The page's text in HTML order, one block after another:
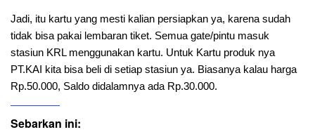
Jadi, itu kartu yang mesti kalian persiapkan ya, karena sudah
tidak bisa pakai lembaran tiket. Semua gate/pintu masuk
stasiun KRL menggunakan kartu. Untuk Kartu produk nya
PT.KAI kita bisa beli di setiap stasiun ya. Biasanya kalau harga
Rp.50.000, Saldo didalamnya ada Rp.30.000.
Sebarkan ini: